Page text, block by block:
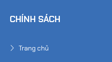
CHÍNH SÁCH
Trang chủ